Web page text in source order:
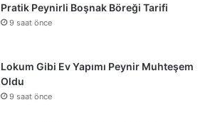
Pratik Peynirli Boşnak Böreği Tarifi
9 saat önce
Lokum Gibi Ev Yapımı Peynir Muhteşem
Oldu
9 saat önce